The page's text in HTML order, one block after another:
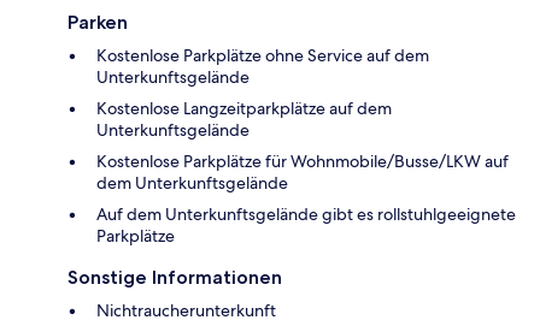
Parken
Kostenlose Parkplätze ohne Service auf dem
Unterkunftsgelände
Kostenlose Langzeitparkplätze auf dem
Unterkunftsgelände
Kostenlose Parkplätze für Wohnmobile/Busse/LKW auf
dem Unterkunftsgelände
Auf dem Unterkunftsgelände gibt es rollstuhlgeeignete
Parkplätze
Sonstige Informationen
Nichtraucherunterkunft